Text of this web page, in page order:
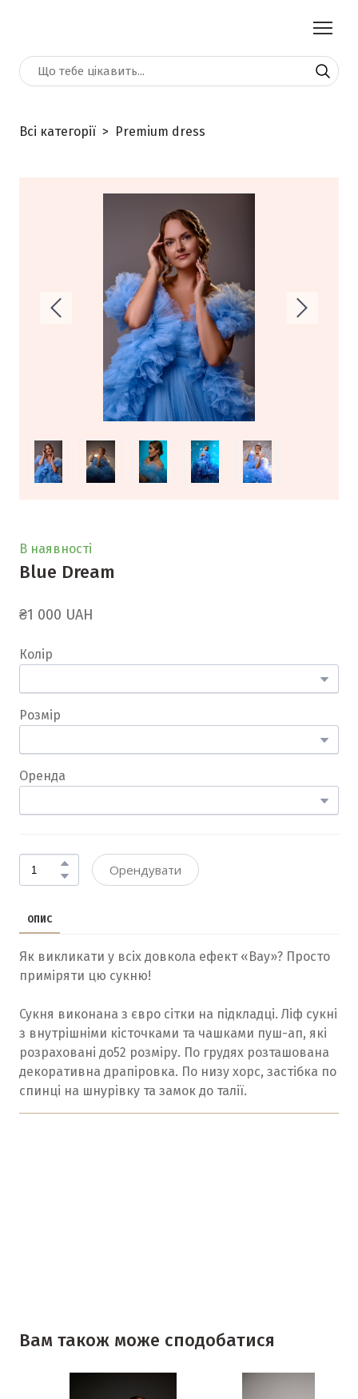
Всі категорії Premium dress
В наявності
Blue Dream
₴1 000 UAH
Колір
Розмір
Оренда
Орендувати
ОПИС
Як викликати у всіх довкола ефект «Вау»? Просто
приміряти цю сукню!
Сукня виконана з євро сітки на підкладці. Ліф сукні
з внутрішніми кісточками та чашками пуш-ап, які
розраховані до52 розміру. По грудях розташована
декоративна драпіровка. По низу хорс, застібка по
спинці на шнурівку та замок до талії.
Вам також може сподобатися